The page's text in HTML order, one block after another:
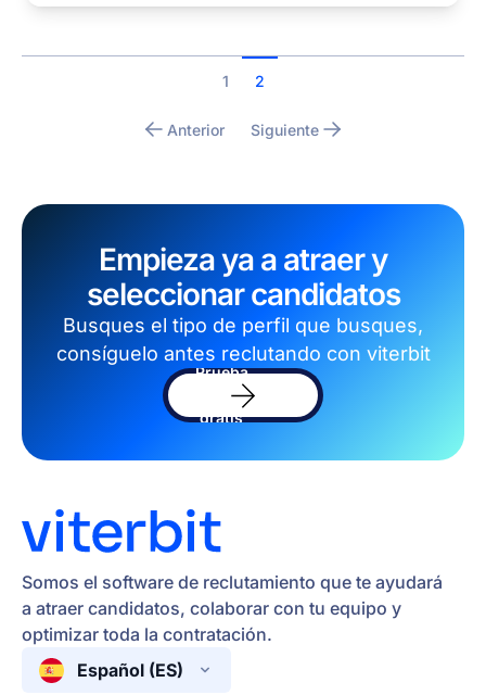
Anterior
1 2
Siguiente
Empieza ya a atraer y
seleccionar candidatos
Busques el tipo de perfil que busques,
consíguelo antes reclutando con viterbit
Prueba
software
gratis
Somos el software de reclutamiento que te ayudará
a atraer candidatos, colaborar con tu equipo y
optimizar toda la contratación.
Español (ES)